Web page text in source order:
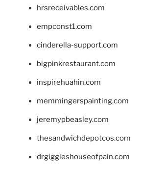
hrsreceivables.com
empconst1.com
cinderella-support.com
bigpinkrestaurant.com
inspirehuahin.com
memmingerspainting.com
jeremypbeasley.com
thesandwichdepotcos.com
drgiggleshouseofpain.com